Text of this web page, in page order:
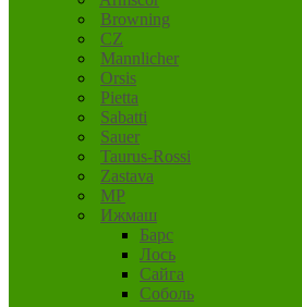
Browning
CZ
Mannlicher
Orsis
Pietta
Sabatti
Sauer
Taurus-Rossi
Zastava
MP
Ижмаш
Барс
Лось
Сайга
Соболь